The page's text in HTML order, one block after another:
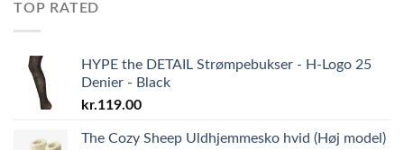
TOP RATED
HYPE the DETAIL Strømpebukser - H-Logo 25
Denier - Black
kr.119.00
The Cozy Sheep Uldhjemmesko hvid (Høj model)